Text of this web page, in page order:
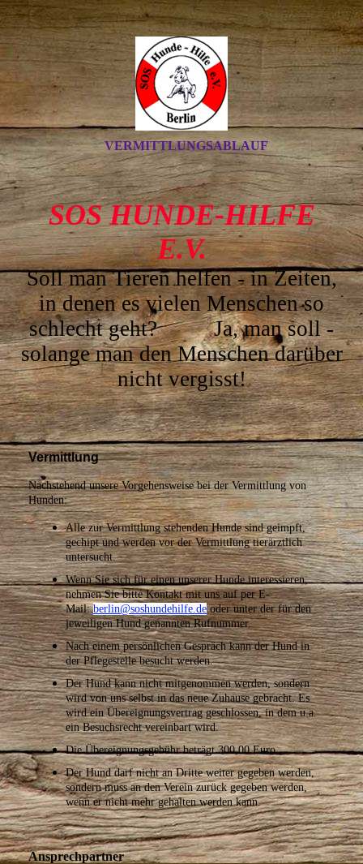
VERMITTLUNGSABLAUF
SOS HUNDE-HILFE
E.V.
Soll man Tieren helfen - in Zeiten,
in denen es vielen Menschen so
schlecht geht? Ja, man soll -
solange man den Menschen darüber
nicht vergisst!
Vermittlung
Nachstehend unsere Vorgehensweise bei der Vermittlung von
Hunden:
Alle zur Vermittlung stehenden Hunde sind geimpft,
gechipt und werden vor der Vermittlung tierärztlich
untersucht.
Wenn Sie sich für einen unserer Hunde interessieren,
nehmen Sie bitte Kontakt mit uns auf perE-
Mail: berlin@soshundehilfe.deoder unter der für den
jeweiligen Hund genannten Rufnummer.
Nach einem persönlichen Gespräch kann der Hund in
der Pflegestelle besucht werden.
Der Hund kann nicht mitgenommen werden, sondern
wird von uns selbst in das neue Zuhause gebracht. Es
wird ein Übereignungsvertrag geschlossen, in dem u.a.
ein Besuchsrecht vereinbart wird.
Die Übereignungsgebühr beträgt 300,00 Euro.
Der Hund darf nicht an Dritte weiter gegeben werden,
sondern muss an den Verein zurück gegeben werden,
wenn er nicht mehr gehalten werden kann.
Ansprechpartner